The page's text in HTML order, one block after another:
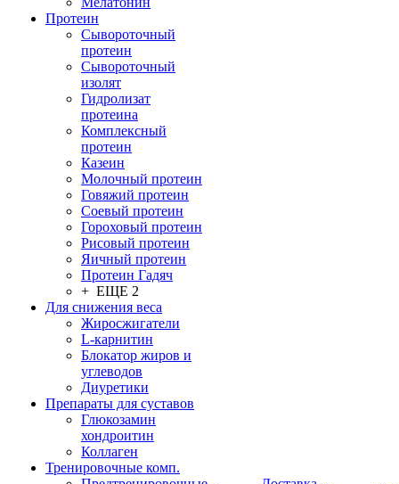
Протеин
Сывороточный
протеин
Сывороточный
изолят
Гидролизат
протеина
Комплексный
протеин
Казеин
Молочный протеин
Говяжий протеин
Соевый протеин
Гороховый протеин
Рисовый протеин
Яичный протеин
Протеин Гадяч
+ ЕЩЕ 2
Для снижения веса
Жиросжигатели
L-карнитин
Блокатор жиров и
углеводов
Диуретики
Препараты для суставов
Глюкозамин
хондроитин
Коллаген
Тренировочные комп.